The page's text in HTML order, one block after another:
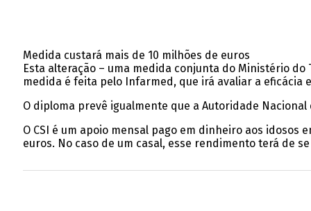
Medida custará mais de 10 milhões de euros
Esta alteração – uma medida conjunta do Ministério
medida é feita pelo Infarmed, que irá avaliar a eficácia
O diploma prevê igualmente que a Autoridade
O CSI é um apoio mensal pago em dinheiro aos
euros. No caso de um casal, esse rendimento terá de